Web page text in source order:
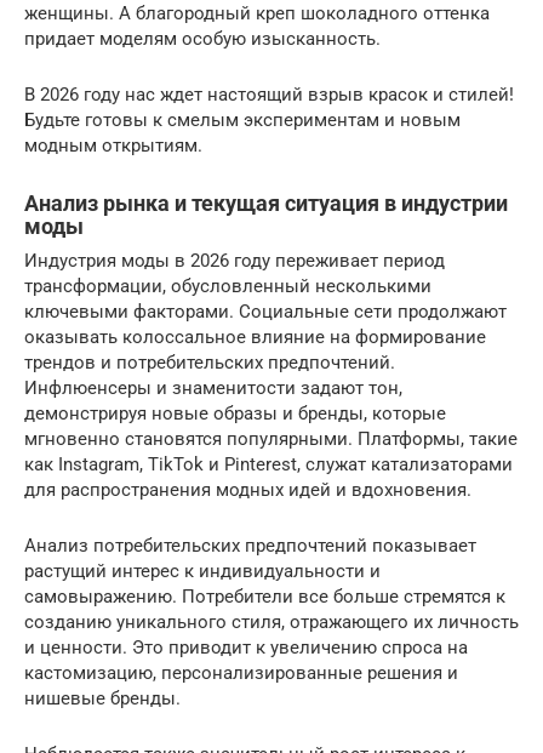
женщины. А благородный креп шоколадного оттенка
придает моделям особую изысканность.
В 2026 году нас ждет настоящий взрыв красок и стилей!
Будьте готовы к смелым экспериментам и новым
модным открытиям.
Анализ рынка и текущая ситуация в индустрии
моды
Индустрия моды в 2026 году переживает период
трансформации, обусловленный несколькими
ключевыми факторами. Социальные сети продолжают
оказывать колоссальное влияние на формирование
трендов и потребительских предпочтений.
Инфлюенсеры и знаменитости задают тон,
демонстрируя новые образы и бренды, которые
мгновенно становятся популярными. Платформы, такие
как Instagram, TikTok и Pinterest, служат катализаторами
для распространения модных идей и вдохновения.
Анализ потребительских предпочтений показывает
растущий интерес к индивидуальности и
самовыражению. Потребители все больше стремятся к
созданию уникального стиля, отражающего их личность
и ценности. Это приводит к увеличению спроса на
кастомизацию, персонализированные решения и
нишевые бренды.